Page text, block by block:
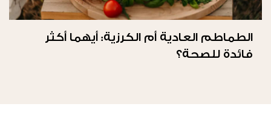
الطماطم العادية أم الكرزية: أيهما أكثر
فائدة للصحة؟